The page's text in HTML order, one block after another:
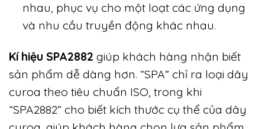
nhau, phục vụ cho một loạt các ứng dụng
và nhu cầu truyền động khác nhau.
Kí hiệu SPA2882 giúp khách hàng nhận biết
sản phẩm dễ dàng hơn. “SPA” chỉ ra loại dây
curoa theo tiêu chuẩn ISO, trong khi
“SPA2882” cho biết kích thước cụ thể của dây